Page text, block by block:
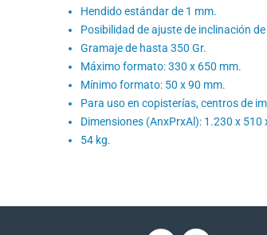
Hendido estándar de 1 mm.
Posibilidad de ajuste de inclinación
Gramaje de hasta 350 Gr.
Máximo formato: 330 x 650 mm.
Mínimo formato: 50 x 90 mm.
Para uso en copisterías, centros de
Dimensiones (AnxPrxAl): 1.230 x 510
54 kg.